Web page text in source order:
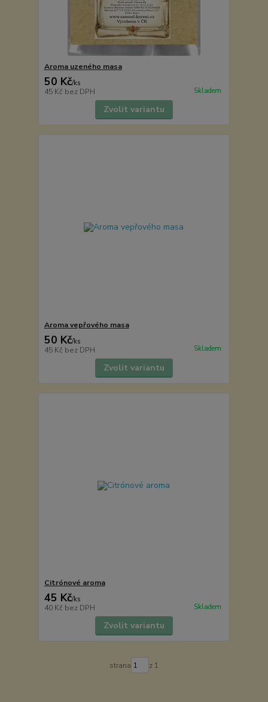
Aroma uzeného masa
50 Kč/ks
45 Kč bez DPH Skladem
Zvolit variantu
Aroma vepřového masa
50 Kč/ks
45 Kč bez DPH Skladem
Zvolit variantu
Citrónové aroma
45 Kč/ks
40 Kč bez DPH Skladem
Zvolit variantu
strana z 1